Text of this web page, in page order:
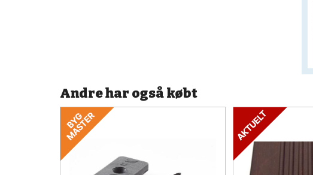
Andre har også købt